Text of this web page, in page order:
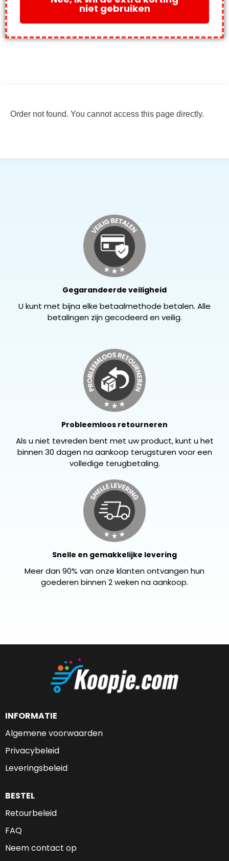
niet gebruiken
Order not found. You cannot access this page directly.
Gegarandeerde veiligheid
U kunt met bijna elke betaalmethode betalen. Alle
betalingen zijn gecodeerd en veilig.
Probleemloos retourneren
Als u niet tevreden bent met uw product, kunt u het
binnen 30 dagen na aankoop terugsturen voor een
volledige terugbetaling.
Snelle en gemakkelijke levering
Meer dan 90% van onze klanten ontvangen hun
goederen binnen 2 weken na aankoop.
INFORMATIE
Algemene voorwaarden
Privacybeleid
Leveringsbeleid
BESTEL
Retourbeleid
FAQ
Neem contact op